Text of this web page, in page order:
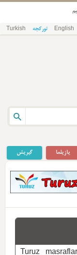
English تورکجه Turkish
گیریش یازیلما
Turuz